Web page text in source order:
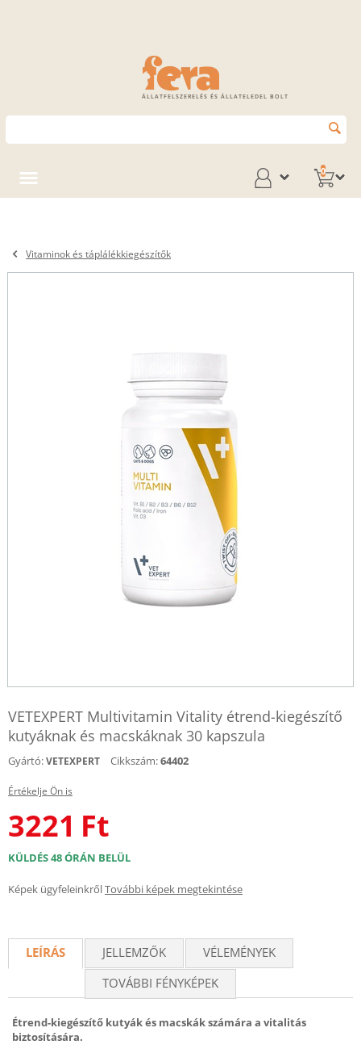
ÁLLATFELSZERELÉS ÉS ÁLLATELEDEL BOLT
0
Vitaminok és táplálékkiegészítők
VETEXPERT Multivitamin Vitality étrend-kiegészítő
kutyáknak és macskáknak 30 kapszula
Gyártó:VETEXPERT Cikkszám:64402
Értékelje Ön is
3221 Ft
KÜLDÉS 48 ÓRÁN BELÜL
Képek ügyfeleinkrőlTovábbi képek megtekintése
LEÍRÁS JELLEMZŐK
VÉLEMÉNYEK
TOVÁBBI FÉNYKÉPEK
Étrend-kiegészítő kutyák és macskák számára a vitalitás
biztosítására.